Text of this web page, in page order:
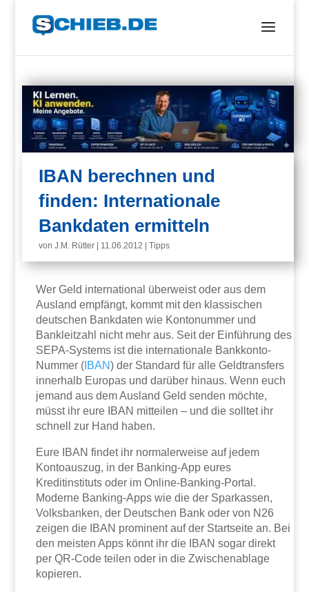
IBAN berechnen und
finden: Internationale
Bankdaten ermitteln
vonJ.M. Rütter 11.06.2012 |Tipps
Wer Geld international überweist oder aus dem
Ausland empfängt, kommt mit den klassischen
deutschen Bankdaten wie Kontonummer und
Bankleitzahl nicht mehr aus. Seit der Einführung des
SEPA-Systems ist die internationale Bankkonto-
Nummer ( IBAN ) der Standard für alle Geldtransfers
innerhalb Europas und darüber hinaus. Wenn euch
jemand aus dem Ausland Geld senden möchte,
müsst ihr eure IBAN mitteilen – und die solltet ihr
schnell zur Hand haben.
Eure IBAN findet ihr normalerweise auf jedem
Kontoauszug, in der Banking-App eures
Kreditinstituts oder im Online-Banking-Portal.
Moderne Banking-Apps wie die der Sparkassen,
Volksbanken, der Deutschen Bank oder von N26
zeigen die IBAN prominent auf der Startseite an. Bei
den meisten Apps könnt ihr die IBAN sogar direkt
per QR-Code teilen oder in die Zwischenablage
kopieren.